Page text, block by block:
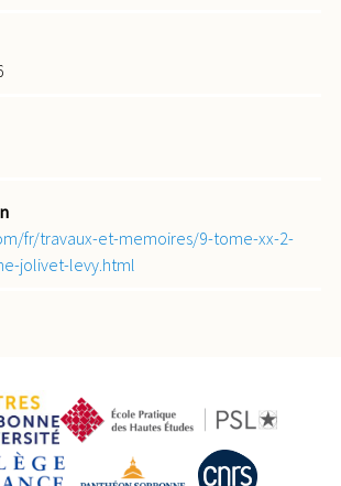
fr/travaux-et-memoires/9-tome-xx-2-
jolivet-levy.html